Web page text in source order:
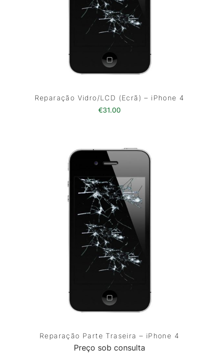
Reparação Vidro/LCD (Ecrã) – iPhone 4
€31.00
Reparação Parte Traseira – iPhone 4
Preço sob consulta